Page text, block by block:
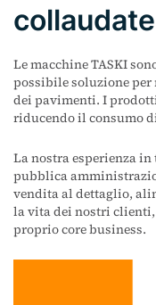
Le macchine TASKI
possibile soluzione
dei pavimenti. I
riducendo il consumo
La nostra esperienza
pubblica
vendita al dettaglio,
la vita dei nostri
proprio core business.